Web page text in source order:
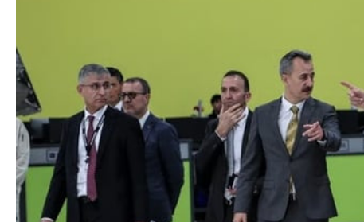
Media və QHT
Hadisə
Sağlamlıq
Sosium
Mənəvi dəyərlər
Texnologiya
Mətbuat-150
Əlaqə
Missiyamız